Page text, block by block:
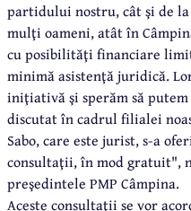
partidului nostru, cât şi de
mulţi oameni, atât în
cu posibilităţi financiare
minimă asistenţă juridică.
iniţiativă şi sperăm să
discutat în cadrul filialei
Sabo, care este jurist, s-a
consultaţii, în mod gratuit",
preşedintele PMP Câmpina.
Aceste consultaţii se vor